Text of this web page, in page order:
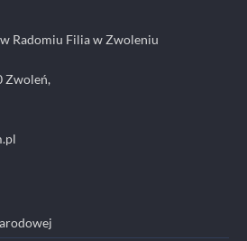
Radomiu Filia w Zwoleniu
Zwoleń,